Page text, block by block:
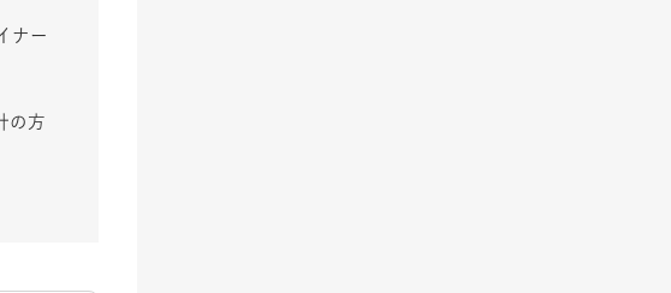
ナー
の方